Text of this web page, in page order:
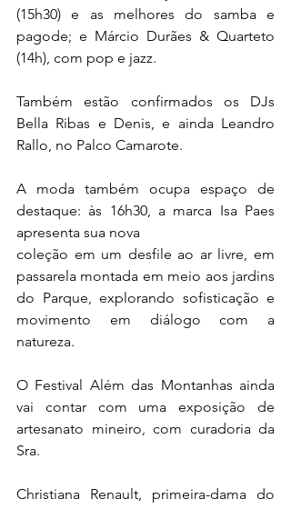
(15h30) e as melhores do samba e
pagode; e Márcio Durães & Quarteto
(14h), com pop e jazz.
Também estão confirmados os DJs
Bella Ribas e Denis, e ainda Leandro
Rallo, no Palco Camarote.
A moda também ocupa espaço de
destaque: às 16h30, a marca Isa Paes
apresenta sua nova
coleção em um desfile ao ar livre, em
passarela montada em meio aos jardins
do Parque, explorando sofisticação e
movimento em diálogo com a
natureza.
O Festival Além das Montanhas ainda
vai contar com uma exposição de
artesanato mineiro, com curadoria da
Sra.
Christiana Renault, primeira-dama do